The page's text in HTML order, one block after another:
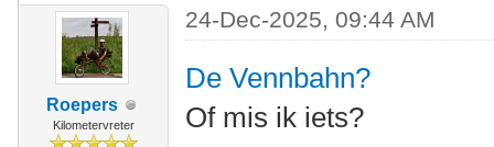
Roepers
Kilometervreter
24-Dec-2025, 09:44 AM
De Vennbahn?
Of mis ik iets?